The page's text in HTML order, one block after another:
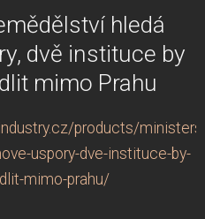
hledá
dvě instituce by
mimo Prahu
products/
uspory-dve-instituce-by-
mimo-prahu/